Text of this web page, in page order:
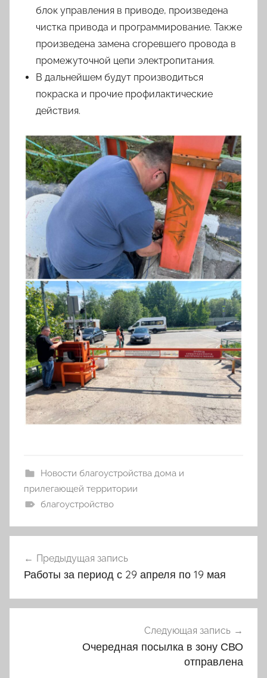
блок управления в приводе, произведена
чистка привода и программирование. Также
произведена замена сгоревшего провода в
промежуточной цепи электропитания.
В дальнейшем будут производиться
покраска и прочие профилактические
действия.
Новости благоустройства дома и
прилегающей территории
благоустройство
по
Предыдущая запись
Работы за период с 29 апреля по 19 мая
Следующая запись
Очередная посылка в зону СВО
отправлена